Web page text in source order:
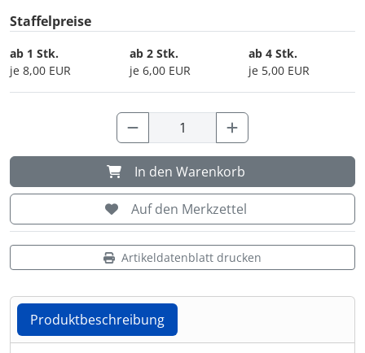
Staffelpreise
ab 1 Stk.
je 8,00 EUR
ab 2 Stk.
je 6,00 EUR
ab 4 Stk.
je 5,00 EUR
In den Warenkorb
Auf den Merkzettel
Artikeldatenblatt drucken
Produktbeschreibung
Shisha & Raucherbedarf (23)
Steampunk
Trinkflaschen & -schläuche (7)
Trinkhörner, Halter & Ständer (15)
Trommeln, Klagschalen & Musikinstrumente
Truhen & Kisten (30)